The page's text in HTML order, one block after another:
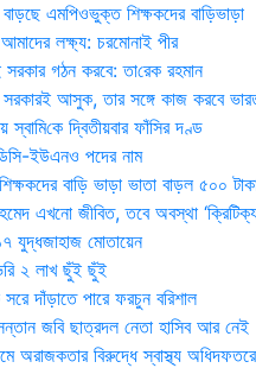
এমপিওভুক্ত শিক্ষকদের বাড়িভাড়া
লক্ষ্য: চরমোনাই পীর
সরকার গঠন করবে: তা‌রেক রহমান
সরকারই আসুক, তার সঙ্গে কাজ করবে
স্বা‌মি‌কে দ্বিতীয়বার ফাঁসির দণ্ড
ইউএনও পদের নাম
বাড়ি ভাড়া ভাতা বাড়ল ৫০০
এখনো জীবিত, তবে অবস্থা
যুদ্ধজাহাজ মোতায়েন
২ লাখ ছুঁই ছুঁই
দাঁড়াতে পারে ফরচুন বরিশাল
জবি ছাত্রদল নেতা হাসিব আর নেই
অরাজকতার বিরুদ্ধে স্বাস্থ্য